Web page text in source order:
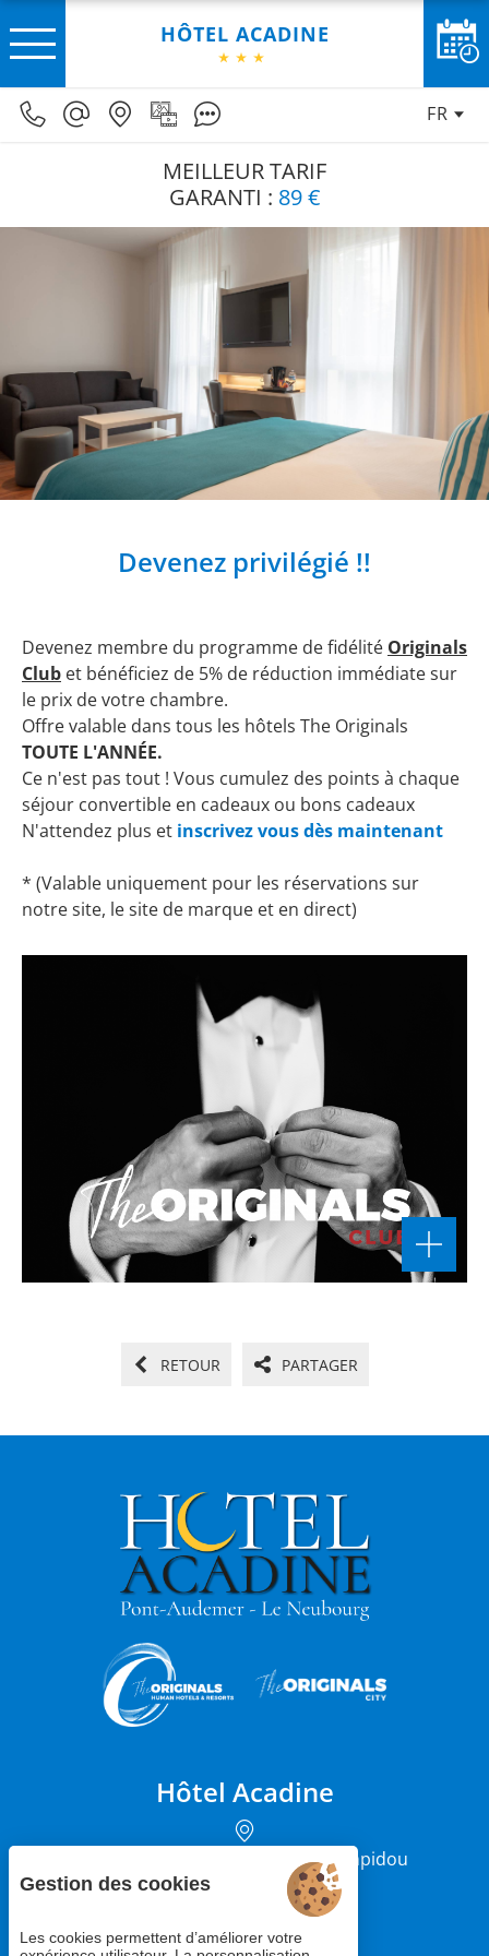
HÔTEL ACADINE
FR
MEILLEUR TARIF
GARANTI : 89 €
Devenez privilégié !!
Devenez membre du programme de fidélité Originals
Club et bénéficiez de 5% de réduction immédiate sur
le prix de votre chambre.
Offre valable dans tous les hôtels The Originals
TOUTE L'ANNÉE.
Ce n'est pas tout ! Vous cumulez des points à chaque
séjour convertible en cadeaux ou bons cadeaux
N'attendez plus et inscrivez vous dès maintenant
* (Valable uniquement pour les réservations sur
notre site, le site de marque et en direct)
RETOUR PARTAGER
Hôtel Acadine
12 rue du Président Georges Pompidou
27500 Pont-Audemer
+33 (0)2 85 29 66 66
Gestion des cookies
Les cookies permettent d’améliorer votre